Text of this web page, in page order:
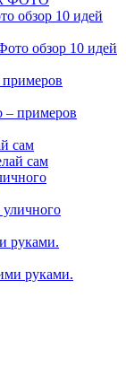
обзор 10 идей
сам
руками.